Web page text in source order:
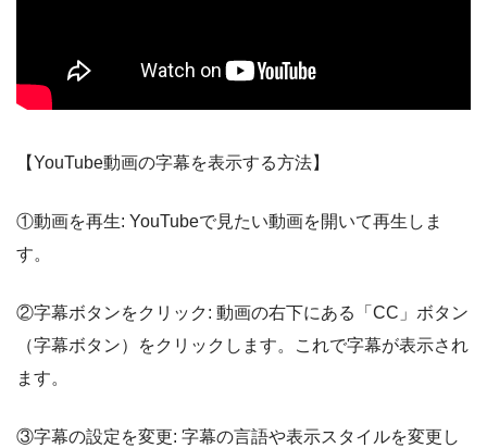
【YouTube動画の字幕を表示する方法】
①動画を再生: YouTubeで見たい動画を開いて再生しま
す。
②字幕ボタンをクリック: 動画の右下にある「CC」ボタン
（字幕ボタン）をクリックします。これで字幕が表示され
ます。
③字幕の設定を変更: 字幕の言語や表示スタイルを変更し